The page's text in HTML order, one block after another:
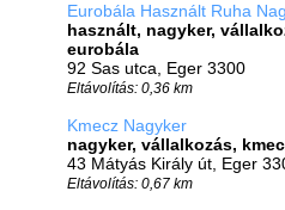
Eurobála Használt Ruha
használt, nagyker,
eurobála
92 Sas utca, Eger 3300
Eltávolítás: 0,36 km
Kmecz Nagyker
nagyker, vállalkozás,
43 Mátyás Király út, Eger
Eltávolítás: 0,67 km